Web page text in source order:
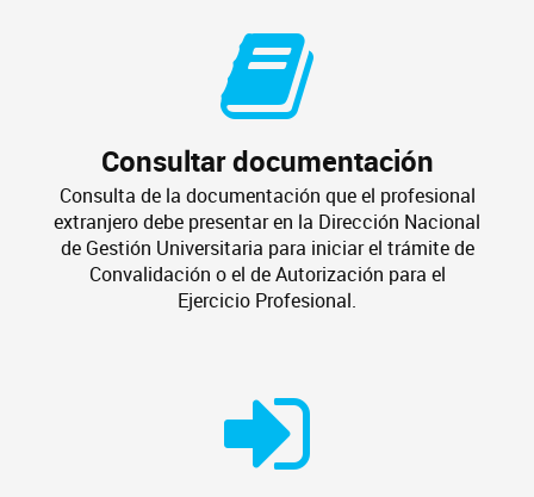
Consultar documentación
Consulta de la documentación que el profesional
extranjero debe presentar en la Dirección Nacional
de Gestión Universitaria para iniciar el trámite de
Convalidación o el de Autorización para el
Ejercicio Profesional.